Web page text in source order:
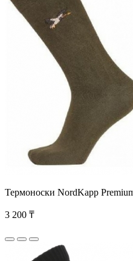
Термоноски NordKapp
3 200 ₸